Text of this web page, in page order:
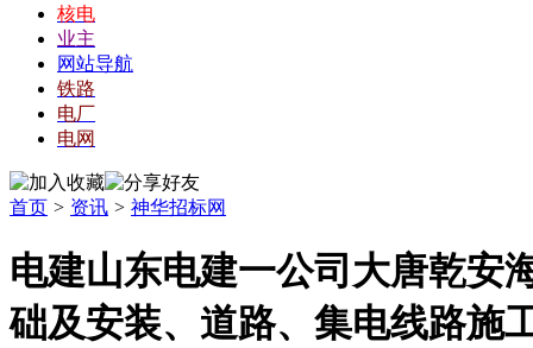
核电
业主
网站导航
铁路
电厂
电网
首页 > 资讯 > 神华招标网
电建山东电建一公司大唐乾安
础及安装、道路、集电线路施